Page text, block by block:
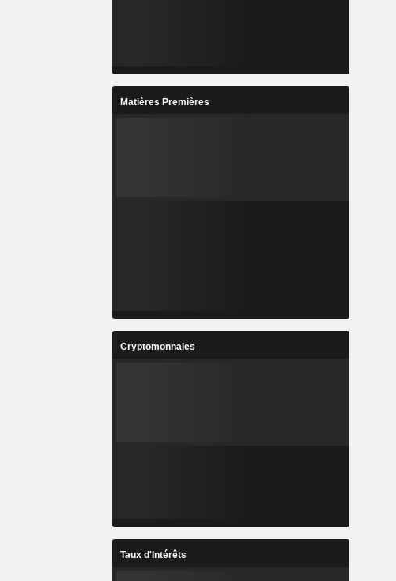
Matières Premières
Cryptomonnaies
Taux d'Intérêts